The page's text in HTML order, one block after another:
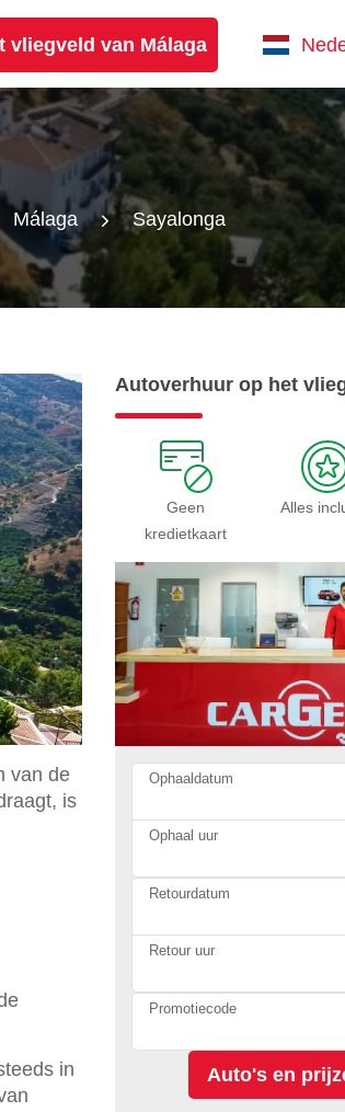
vliegveld van Málaga
Málaga Sayalonga
van de
is
in
Autoverhuur op het
Geen
kredietkaart
Alles
Ophaaldatum
Ophaal uur
Retourdatum
Retour uur
Promotiecode